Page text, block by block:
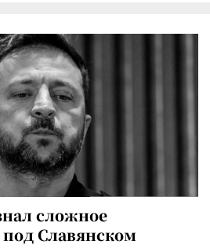
сложное
Славянском